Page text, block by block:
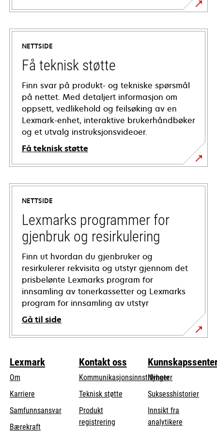
NETTSIDE
Få teknisk støtte
Finn svar på produkt- og tekniske spørsmål
på nettet. Med detaljert informasjon om
oppsett, vedlikehold og feilsøking av en
Lexmark-enhet, interaktive brukerhåndbøker
og et utvalg instruksjonsvideoer.
Få teknisk støtte
opens
in
new
tab
NETTSIDE
Lexmarks programmer for
gjenbruk og resirkulering
Finn ut hvordan du gjenbruker og
resirkulerer rekvisita og utstyr gjennom det
prisbelønte Lexmarks program for
innsamling av tonerkassetter og Lexmarks
program for innsamling av utstyr
Gå til side
Lexmark
Om
Karriere
Samfunnsansvaropens
Bærekraft
Kontakt oss
Kommunikasjonsinnstillinger
Teknisk støtteopens
Produkt
registrering
Nyheter
Suksesshistorier
Innsikt fra
analytikere